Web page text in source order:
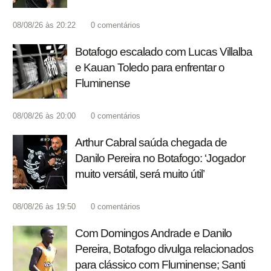
08/08/26 às 20:22 0 comentários
Botafogo escalado com Lucas Villalba
e Kauan Toledo para enfrentar o
Fluminense
08/08/26 às 20:00 0 comentários
Arthur Cabral saúda chegada de
Danilo Pereira no Botafogo: ‘Jogador
muito versátil, será muito útil’
08/08/26 às 19:50 0 comentários
Com Domingos Andrade e Danilo
Pereira, Botafogo divulga relacionados
para clássico com Fluminense; Santi